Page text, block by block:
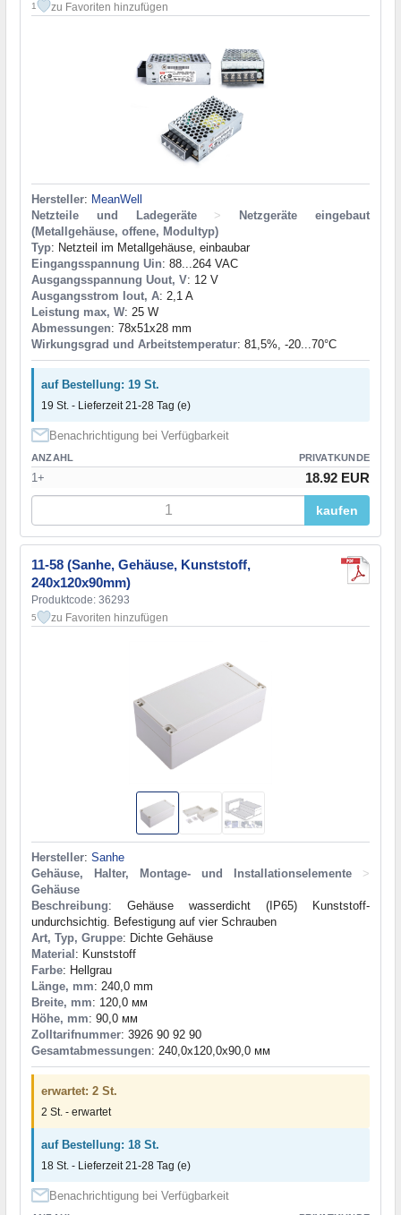
1 zu Favoriten hinzufügen
Hersteller: MeanWell
Netzteile und Ladegeräte
>
Netzgeräte eingebaut
(Metallgehäuse, offene, Modultyp)
Typ: Netzteil im Metallgehäuse, einbaubar
Eingangsspannung Uin: 88...264 VAC
Ausgangsspannung Uout, V: 12 V
Ausgangsstrom Iout, A: 2,1 A
Leistung max, W: 25 W
Abmessungen: 78x51x28 mm
Wirkungsgrad und Arbeitstemperatur: 81,5%, -20...70°C
auf Bestellung: 19 St.
19 St. - Lieferzeit 21-28 Tag (e)
Benachrichtigung bei Verfügbarkeit
ANZAHL PRIVATKUNDE
1+ 18.92 EUR
kaufen
11-58 (Sanhe, Gehäuse, Kunststoff,
240x120x90mm)
Produktcode: 36293
5 zu Favoriten hinzufügen
Hersteller: Sanhe
Gehäuse, Halter, Montage- und Installationselemente
>
Gehäuse
Beschreibung: Gehäuse wasserdicht (IP65) Kunststoff-
undurchsichtig. Befestigung auf vier Schrauben
Art, Typ, Gruppe: Dichte Gehäuse
Material : Kunststoff
Farbe: Hellgrau
Länge, mm: 240,0 mm
Breite, mm: 120,0 мм
Höhe, mm: 90,0 мм
Zolltarifnummer: 3926 90 92 90
Gesamtabmessungen: 240,0x120,0x90,0 мм
erwartet: 2 St.
2 St. - erwartet
auf Bestellung: 18 St.
18 St. - Lieferzeit 21-28 Tag (e)
Benachrichtigung bei Verfügbarkeit